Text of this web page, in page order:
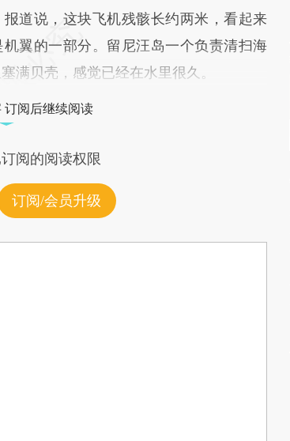
说，这块飞机残骸长约两米，看起来
机翼的一部分。留尼汪岛一个负责清扫海
满贝壳，感觉已经在水里很久。
订阅后继续阅读
阅的阅读权限
订阅/会员升级